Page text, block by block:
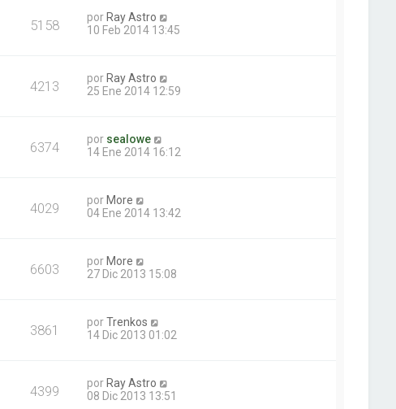
5158 por Ray Astro
10 Feb 2014 13:45
4213 por Ray Astro
25 Ene 2014 12:59
6374 por sealowe
14 Ene 2014 16:12
4029 por More
04 Ene 2014 13:42
6603 por More
27 Dic 2013 15:08
3861 porTrenkos
14 Dic 2013 01:02
4399 por Ray Astro
08 Dic 2013 13:51